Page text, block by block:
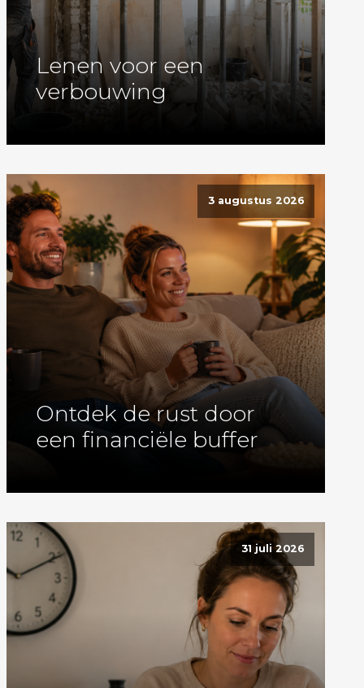
Lenen voor een
verbouwing
3 augustus 2026
Ontdek de rust door
een financiële buffer
31 juli 2026